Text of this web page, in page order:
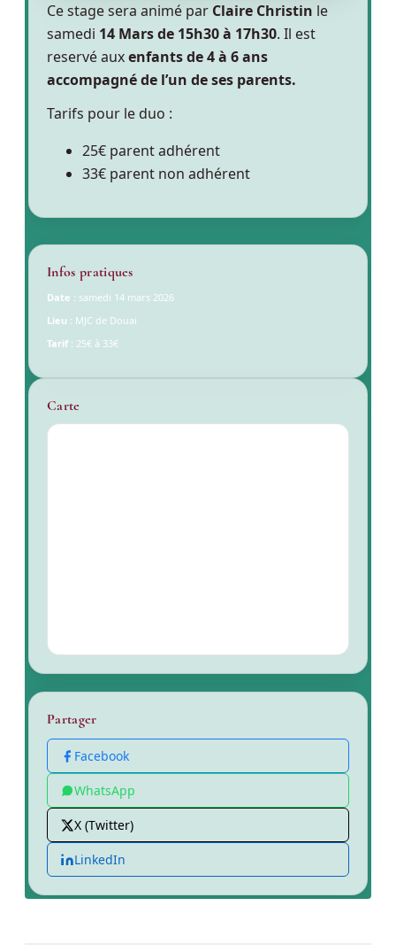
Ce stage sera animé par Claire Christin le
samedi 14 Mars de 15h30 à 17h30. Il est
reservé auxenfants de 4 à 6 ans
accompagné de l’un de ses parents.
Tarifs pour le duo :
25€ parent adhérent
33€ parent non adhérent
Infos pratiques
Date : samedi 14 mars 2026
Lieu : MJC de Douai
Tarif : 25€ à 33€
Carte
Partager
Facebook
WhatsApp
X (Twitter)
LinkedIn